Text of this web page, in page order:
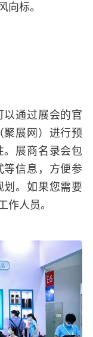
向标。
以通过展会的官
聚展网）进行预
。展商名录会包
信息，方便参
划。如果您需要
作人员。